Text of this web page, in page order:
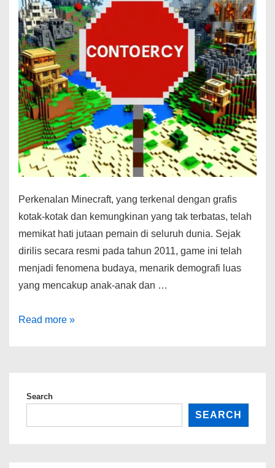
Perkenalan Minecraft, yang terkenal dengan grafis
kotak-kotak dan kemungkinan yang tak terbatas, telah
memikat hati jutaan pemain di seluruh dunia. Sejak
dirilis secara resmi pada tahun 2011, game ini telah
menjadi fenomena budaya, menarik demografi luas
yang mencakup anak-anak dan …
Menjelajahi
Dewasa
Read more »
Search
SEARCH